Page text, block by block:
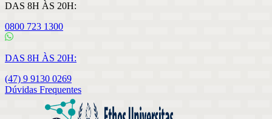
DAS 8H ÀS 20H:
0800 723 1300
DAS 8H ÀS 20H:
(47) 9 9130 0269
Dúvidas Frequentes